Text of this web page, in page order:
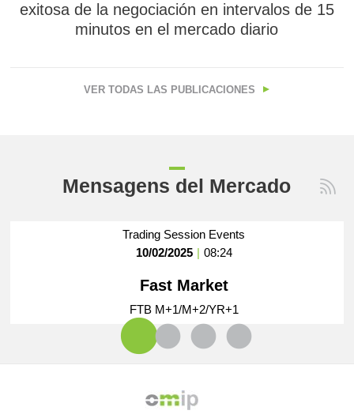
exitosa de la negociación en intervalos de 15
minutos en el mercado diario
VER TODAS LAS PUBLICACIONES
Mensagens del Mercado
Trading Session Events
10/02/2025 | 08:24
Fast Market
FTB M+1/M+2/YR+1
Trading Session Events
30/01/2025 | 09:46
Fast Market
FTB M+1/M+2/YR+1
Trading Session Events
16/01/2025 | 08:33
Fast Market
FTB M+1/M+2/YR+1
Trading Session Events
10/12/2024 | 08:48
Fast Market
FTB M+1/M+2/YR+1